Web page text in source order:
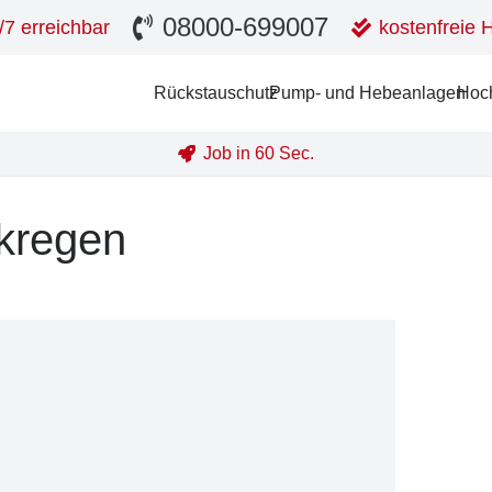
7 erreichbar 08000-699007 kostenfreie
Rückstau­schutzPump- und Hebe­an­la­gen
Job in 60 Sec.